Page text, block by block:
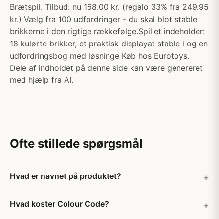
Brætspil. Tilbud: nu 168.00 kr. (regalo 33% fra 249.95
kr.) Vælg fra 100 udfordringer - du skal blot stable
brikkerne i den rigtige rækkefølge.Spillet indeholder:
18 kulørte brikker, et praktisk displayat stable i og en
udfordringsbog med løsninge Køb hos Eurotoys.
Dele af indholdet på denne side kan være genereret
med hjælp fra AI.
Ofte stillede spørgsmål
Hvad er navnet på produktet?
Hvad koster Colour Code?